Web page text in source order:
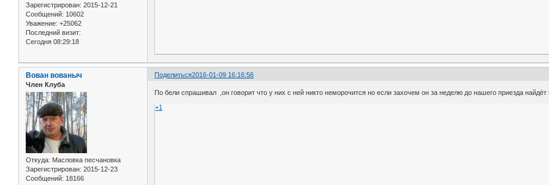
Зарегистрирован: 2015-12-21
Сообщений: 10602
Уважение: +25062
Последний визит:
Сегодня 08:29:18
Поделиться2016-01-09 16:16:56
Вован вованыч
Член Клуба
Откуда: Масловка песчановка
Зарегистрирован: 2015-12-23
Сообщений: 18166
По бели спрашивал ,он говорит что у них с ней никто неморочится но если захочем он за неделю до нашего приезда
+1